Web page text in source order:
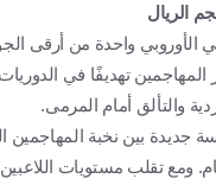
الدوري الإنجليزي الممتاز
برشلونة
صلاح الدوري الألماني
كرة قدم
الريال
الأوروبي واحدة من أرقى
المهاجمين تهديفًا في
والتألق أمام المرمى.
جديدة بين نخبة المهاجمين
ومع تقلب مستويات اللاعبين